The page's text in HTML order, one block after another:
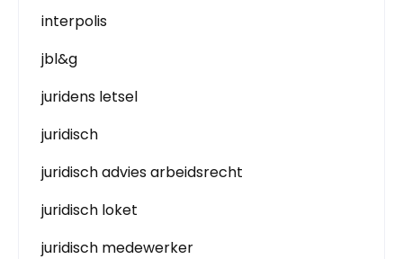
interpolis
jbl&g
juridens letsel
juridisch
juridisch advies arbeidsrecht
juridisch loket
juridisch medewerker